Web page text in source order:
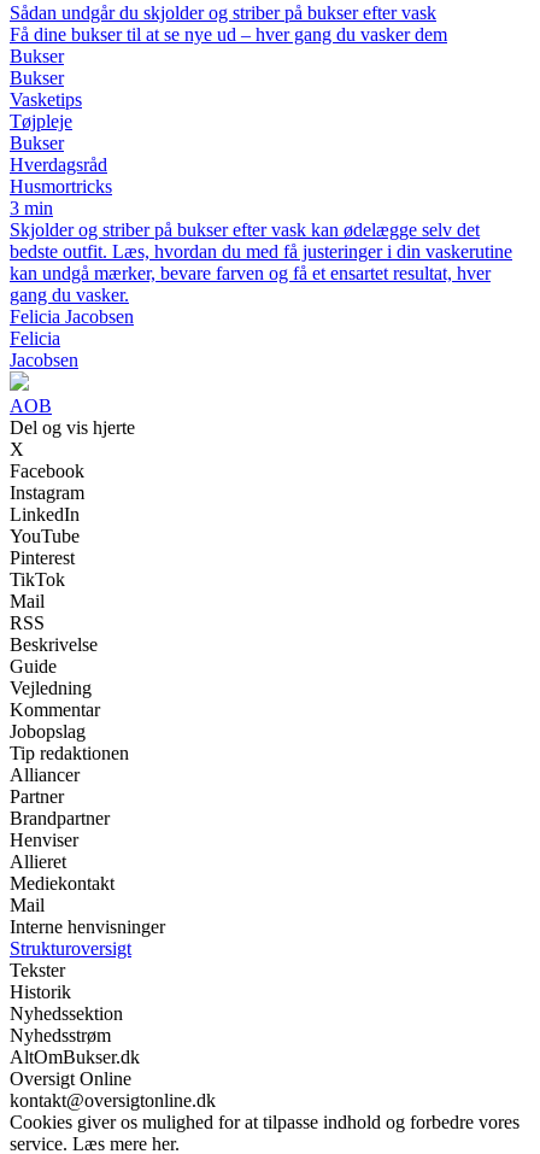
Sådan undgår du skjolder og striber på bukser efter vask
Få dine bukser til at se nye ud – hver gang du vasker dem
Bukser
Bukser
Vasketips
Tøjpleje
Bukser
Hverdagsråd
Husmortricks
3 min
Skjolder og striber på bukser efter vask kan ødelægge selv det
bedste outfit. Læs, hvordan du med få justeringer i din vaskerutine
kan undgå mærker, bevare farven og få et ensartet resultat, hver
gang du vasker.
Felicia Jacobsen
Felicia
Jacobsen
AOB
Del og vis hjerte
X
Facebook
Instagram
LinkedIn
YouTube
Pinterest
TikTok
Mail
RSS
Beskrivelse
Guide
Vejledning
Kommentar
Jobopslag
Tip redaktionen
Alliancer
Partner
Brandpartner
Henviser
Allieret
Mediekontakt
Mail
Interne henvisninger
Strukturoversigt
Tekster
Historik
Nyhedssektion
Nyhedsstrøm
AltOmBukser.dk
Oversigt Online
kontakt@oversigtonline.dk
Cookies giver os mulighed for at tilpasse indhold og forbedre vores
service. Læs mere her.